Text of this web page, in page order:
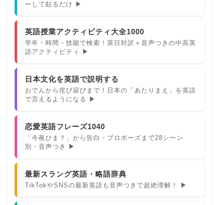
ーして貼るだけ ▶
英語授業アクティビティ大全1000
学年・時間・技能で検索！英日対訳＋音声つきの中高英
語アクティビティ ▶
日本文化を英語で説明する
おでんから侘び寂びまで！日本の「あたりまえ」を英語
で言えるようになる ▶
恋愛英語フレーズ1040
「今夜ひま？」から告白・プロポーズまで28シーン
別・音声つき ▶
最新スラング英語・略語辞典
TikTokやSNSの最新英語も音声つきで超絶理解！ ▶